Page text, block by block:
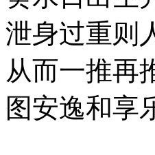
癸水日出生
泄身过重则
从而一推再
图安逸和享